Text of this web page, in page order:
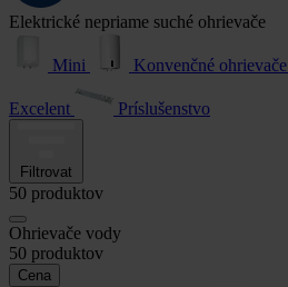
Elektrické nepriame suché ohrievače
Mini Konvenčné ohrievače
Excelent Príslušenstvo
Filtrovat
50 produktov
Ohrievače vody
50 produktov
Cena